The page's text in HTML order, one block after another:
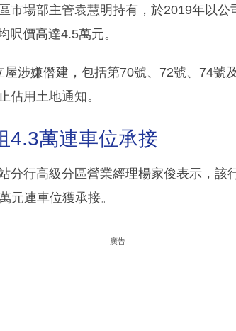
市場部主管袁慧明持有，於2019年以
呎價高達4.5萬元。
涉嫌僭建，包括第70號、72號、74號
佔用土地通知。
4.3萬連車位承接
分行高級分區營業經理楊家俊表示，該
元連車位獲承接。
廣告